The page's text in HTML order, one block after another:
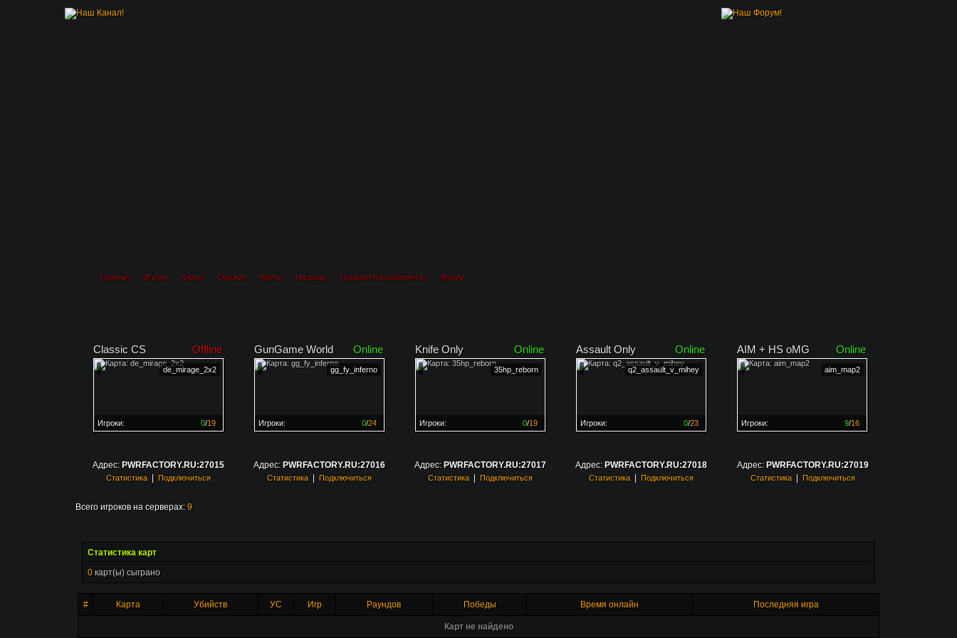
Главная Игроки Кланы Оружие Карты Награды Графики посещаемости Форум
Classic CS Offline
de_mirage_2x2
0/19
Игроки:
GunGame World Online
gg_fy_inferno
0/24
Игроки:
Knife Only Online
35hp_reborn
0/19
Игроки:
Assault Only Online
q2_assault_v_mihey
0/23
Игроки:
AIM + HS oMG Online
aim_map2
9/16
Игроки:
Адрес: PWRFACTORY.RU:27015
Статистика| Подключиться
Адрес: PWRFACTORY.RU:27016
Статистика| Подключиться
Адрес: PWRFACTORY.RU:27017
Статистика| Подключиться
Адрес: PWRFACTORY.RU:27018
Статистика| Подключиться
Адрес: PWRFACTORY.RU:27019
Статистика| Подключиться
Всего игроков на серверах: 9
Статистика карт
0 карт(ы) сыграно
# Карта Убийств УС Игр Раундов Победы Время онлайн Последняя игра
Карт не найдено